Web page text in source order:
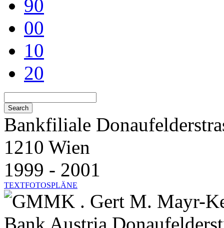
90
00
10
20
Bankfiliale
1210 Wien
1999 - 2001
TEXTFOTOSPLÄNE